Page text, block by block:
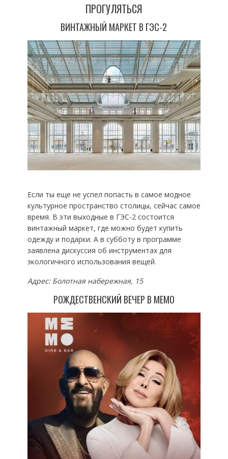
ПРОГУЛЯТЬСЯ
ВИНТАЖНЫЙ МАРКЕТ В ГЭС-2
Если ты еще не успел попасть в самое модное
культурное пространство столицы, сейчас самое
время. В эти выходные в ГЭС-2 состоится
винтажный маркет, где можно будет купить
одежду и подарки. А в субботу в программе
заявлена дискуссия об инструментах для
экологичного использования вещей.
Адрес: Болотная набережная, 15
РОЖДЕСТВЕНСКИЙ ВЕЧЕР В МЕМО